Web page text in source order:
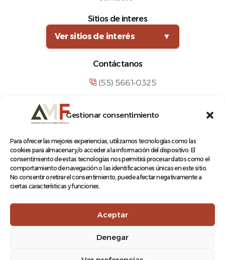
Gestionar consentimiento
Para ofrecer las mejores experiencias, utilizamos tecnologías como las
cookies para almacenar y/o acceder a la información del dispositivo. El
consentimiento de estas tecnologías nos permitirá procesar datos como el
comportamiento de navegación o las identificaciones únicas en este sitio.
No consentir o retirar el consentimiento, puede afectar negativamente a
ciertas características y funciones.
Aceptar
Denegar
Sitios de interes
Ver sitios de interés
▼
Contáctanos
(55) 5661-0325
Manuel María Contreras 133, Cuauhtémoc,